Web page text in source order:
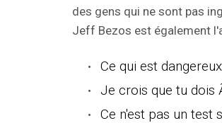
des gens qui ne sont pas
Jeff Bezos est également
Ce qui est
Je crois que tu dois
Ce n'est pas un test